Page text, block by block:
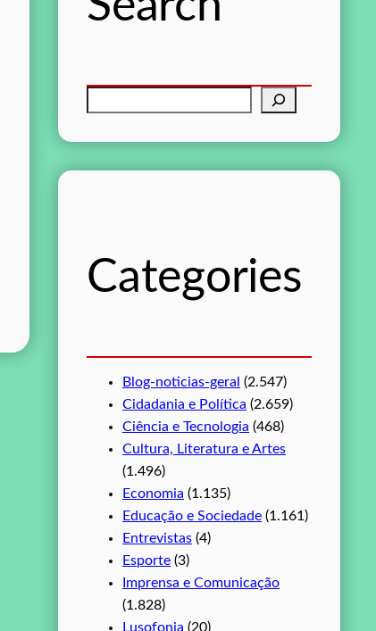
q
a
Categories
Blog-noticias-geral (2.547)
Cidadania e Política (2.659)
Ciência e Tecnologia (468)
Cultura, Literatura e Artes
(1.496)
Economia (1.135)
Educação e Sociedade (1.161)
Entrevistas (4)
Esporte (3)
Imprensa e Comunicação
(1.828)
Lusofonia (20)